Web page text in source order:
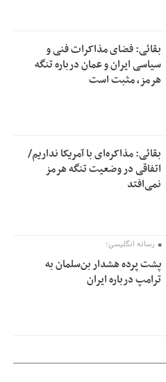
بقائی: فضای مذاکرات فنی و
سیاسی ایران و عمان درباره تنگه
هرمز، مثبت است
بقائی: مذاکره‌ای با آمریکا نداریم/
اتفاقی در وضعیت تنگه هرمز
نمی‌افتد
رسانه انگلیسی؛
پشت پرده هشدار بن‌سلمان به
ترامپ درباره ایران